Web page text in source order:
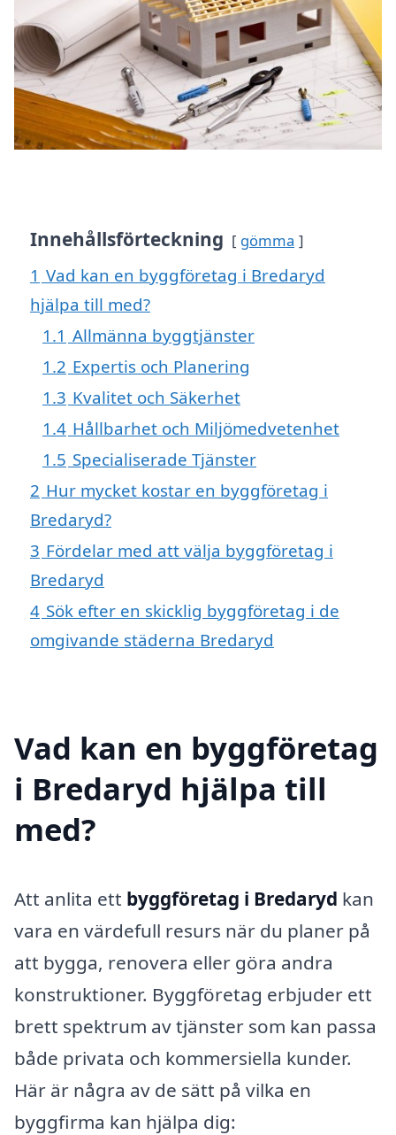
Innehållsförteckning gömma
1 Vad kan en byggföretag i Bredaryd
hjälpa till med?
1.1 Allmänna byggtjänster
1.2 Expertis och Planering
1.3 Kvalitet och Säkerhet
1.4 Hållbarhet och Miljömedvetenhet
1.5 Specialiserade Tjänster
2 Hur mycket kostar en byggföretag i
Bredaryd?
3 Fördelar med att välja byggföretag i
Bredaryd
4 Sök efter en skicklig byggföretag i de
omgivande städerna Bredaryd
Vad kan en byggföretag
i Bredaryd hjälpa till
med?
Att anlita ett byggföretag i Bredaryd kan
vara en värdefull resurs när du planer på
att bygga, renovera eller göra andra
konstruktioner. Byggföretag erbjuder ett
brett spektrum av tjänster som kan passa
både privata och kommersiella kunder.
Här är några av de sätt på vilka en
byggfirma kan hjälpa dig: